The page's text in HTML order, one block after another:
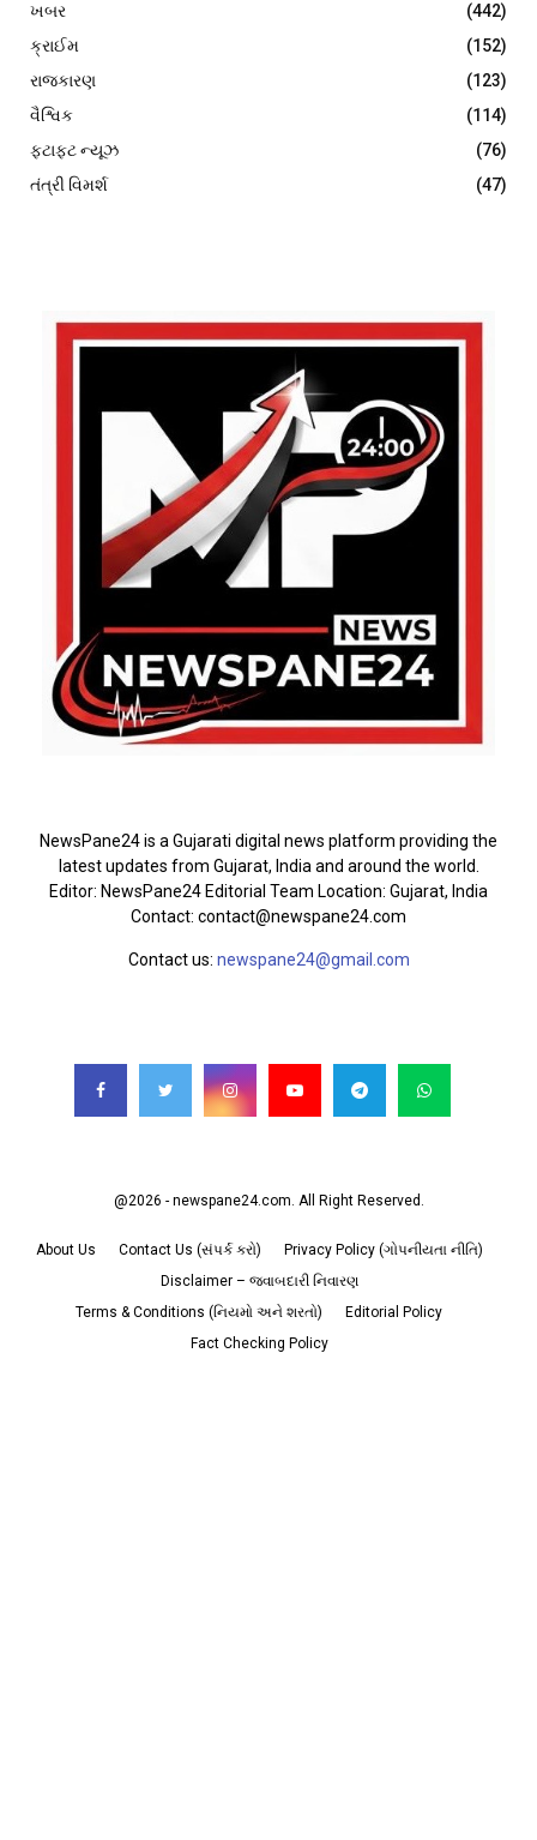
ખબર
(442)
ક્રાઈમ
(152)
રાજકારણ
(123)
વૈશ્વિક
(114)
ફટાફટ ન્યૂઝ
(76)
તંત્રી વિમર્શ
(47)
NewsPane24 is a Gujarati digital news platform providing the
latest updates from Gujarat, India and around the world.
Editor: NewsPane24 Editorial Team Location: Gujarat, India
Contact: contact@newspane24.com
Contact us: newspane24@gmail.com
@2026 - newspane24.com. All Right Reserved.
About Us Contact Us (સંપર્ક કરો)
Privacy Policy (ગોપનીયતા નીતિ)
Disclaimer – જવાબદારી નિવારણ
Terms & Conditions (નિયમો અને શરતો)
Editorial Policy
Fact Checking Policy